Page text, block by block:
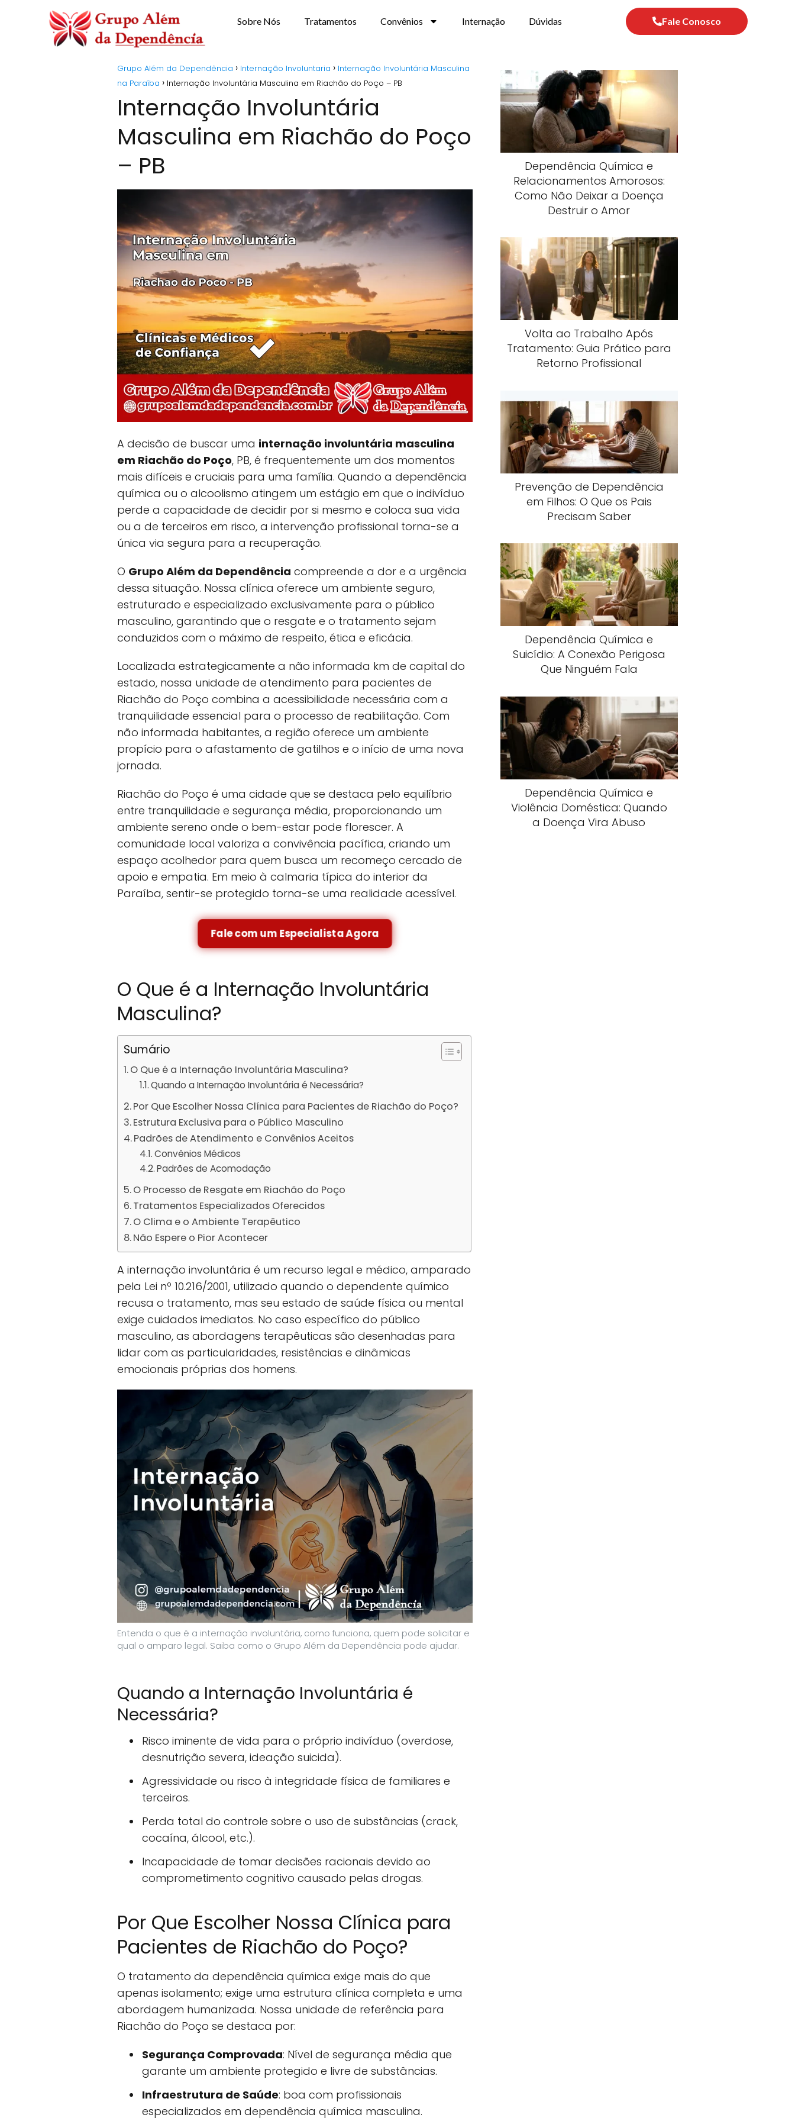
Sobre Nós Tratamentos Convênios Internação Dúvidas Fale Conosco
Grupo Além da Dependência Internação Involuntaria
Internação Involuntária Masculina
na Paraíba
Internação Involuntária Masculina em Riachão do Poço – PB
Internação Involuntária
Masculina em Riachão do Poço
– PB
A decisão de buscar uma internação involuntária masculina
em Riachão do Poço, PB, é frequentemente um dos momentos
mais difíceis e cruciais para uma família. Quando a dependência
química ou o alcoolismo atingem um estágio em que o indivíduo
perde a capacidade de decidir por si mesmo e coloca sua vida
ou a de terceiros em risco, a intervenção profissional torna-se a
única via segura para a recuperação.
O Grupo Além da Dependência compreende a dor e a urgência
dessa situação. Nossa clínica oferece um ambiente seguro,
estruturado e especializado exclusivamente para o público
masculino, garantindo que o resgate e o tratamento sejam
conduzidos com o máximo de respeito, ética e eficácia.
Localizada estrategicamente a não informada km de capital do
estado, nossa unidade de atendimento para pacientes de
Riachão do Poço combina a acessibilidade necessária com a
tranquilidade essencial para o processo de reabilitação. Com
não informada habitantes, a região oferece um ambiente
propício para o afastamento de gatilhos e o início de uma nova
jornada.
Riachão do Poço é uma cidade que se destaca pelo equilíbrio
entre tranquilidade e segurança média, proporcionando um
ambiente sereno onde o bem-estar pode florescer. A
comunidade local valoriza a convivência pacífica, criando um
espaço acolhedor para quem busca um recomeço cercado de
apoio e empatia. Em meio à calmaria típica do interior da
Paraíba, sentir-se protegido torna-se uma realidade acessível.
Fale com um Especialista Agora
O Que é a Internação Involuntária
Masculina?
Sumário
O Que é a Internação Involuntária Masculina?
Quando a Internação Involuntária é Necessária?
Por Que Escolher Nossa Clínica para Pacientes de Riachão do Poço?
Estrutura Exclusiva para o Público Masculino
Padrões de Atendimento e Convênios Aceitos
Convênios Médicos
Padrões de Acomodação
O Processo de Resgate em Riachão do Poço
Tratamentos Especializados Oferecidos
O Clima e o Ambiente Terapêutico
Não Espere o Pior Acontecer
A internação involuntária é um recurso legal e médico, amparado
pela Lei nº 10.216/2001, utilizado quando o dependente químico
recusa o tratamento, mas seu estado de saúde física ou mental
exige cuidados imediatos. No caso específico do público
masculino, as abordagens terapêuticas são desenhadas para
lidar com as particularidades, resistências e dinâmicas
emocionais próprias dos homens.
Entenda o que é a internação involuntária, como funciona, quem pode solicitar e
qual o amparo legal. Saiba como o Grupo Além da Dependência pode ajudar.
Quando a Internação Involuntária é
Necessária?
Risco iminente de vida para o próprio indivíduo (overdose,
desnutrição severa, ideação suicida).
Agressividade ou risco à integridade física de familiares e
terceiros.
Perda total do controle sobre o uso de substâncias (crack,
cocaína, álcool, etc.).
Incapacidade de tomar decisões racionais devido ao
comprometimento cognitivo causado pelas drogas.
Por Que Escolher Nossa Clínica para
Pacientes de Riachão do Poço?
O tratamento da dependência química exige mais do que
apenas isolamento; exige uma estrutura clínica completa e uma
abordagem humanizada. Nossa unidade de referência para
Riachão do Poço se destaca por:
Segurança Comprovada: Nível de segurança média que
garante um ambiente protegido e livre de substâncias.
Infraestrutura de Saúde: boa com profissionais
especializados em dependência química masculina.
Dependência Química e
Relacionamentos Amorosos:
Como Não Deixar a Doença
Destruir o Amor
Volta ao Trabalho Após
Tratamento: Guia Prático para
Retorno Profissional
Prevenção de Dependência
em Filhos: O Que os Pais
Precisam Saber
Dependência Química e
Suicídio: A Conexão Perigosa
Que Ninguém Fala
Dependência Química e
Violência Doméstica: Quando
a Doença Vira Abuso